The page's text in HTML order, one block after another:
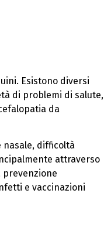
Esistono diversi
di problemi di salute,
da
nasale, difficoltà
attraverso
prevenzione
e vaccinazioni